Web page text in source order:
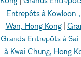
Entrepôts à Kowloon
Wan, Hong Kong|
Grands Entrepôts à
à Kwai Chung, Hong